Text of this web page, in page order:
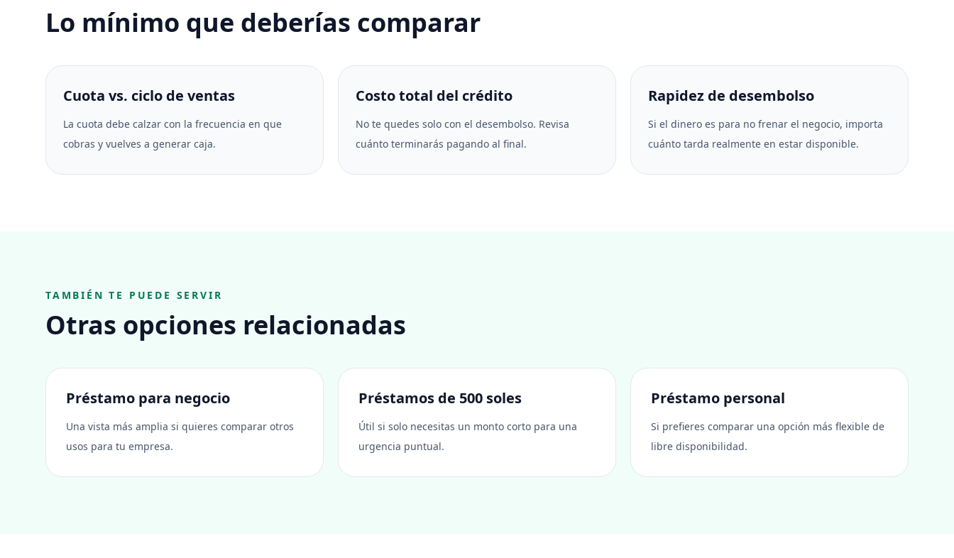
Lo mínimo que deberías comparar
Cuota vs. ciclo de ventas
La cuota debe calzar con la frecuencia en que
cobras y vuelves a generar caja.
Costo total del crédito
No te quedes solo con el desembolso. Revisa
cuánto terminarás pagando al final.
Rapidez de desembolso
Si el dinero es para no frenar el negocio, importa
cuánto tarda realmente en estar disponible.
TAMBIÉN TE PUEDE SERVIR
Otras opciones relacionadas
Préstamo para negocio
Una vista más amplia si quieres comparar otros
usos para tu empresa.
Préstamos de 500 soles
Útil si solo necesitas un monto corto para una
urgencia puntual.
Préstamo personal
Si prefieres comparar una opción más flexible de
libre disponibilidad.